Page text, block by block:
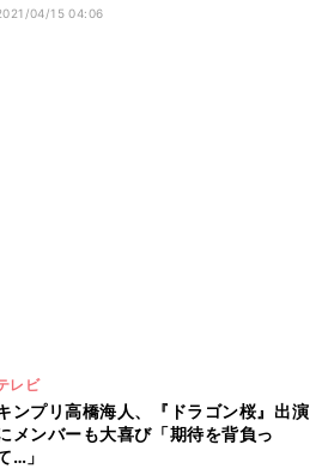
04/15 04:06
レビ
ンプリ高橋海人、『ドラゴン桜』出演
メンバーも大喜び「期待を背負っ
…」